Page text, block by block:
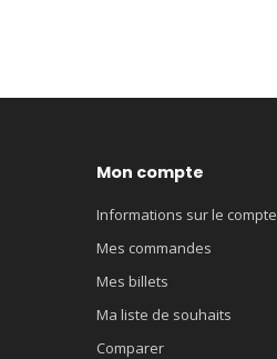
Mon compte
Informations sur le compte
Mes commandes
Mes billets
Ma liste de souhaits
Comparer